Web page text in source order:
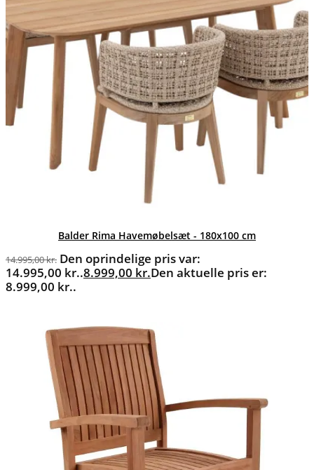
Balder Rima Havemøbelsæt - 180x100 cm
14.995,00kr. Den oprindelige pris var:
14.995,00 kr..8.999,00 kr.Den aktuelle pris er:
8.999,00 kr..